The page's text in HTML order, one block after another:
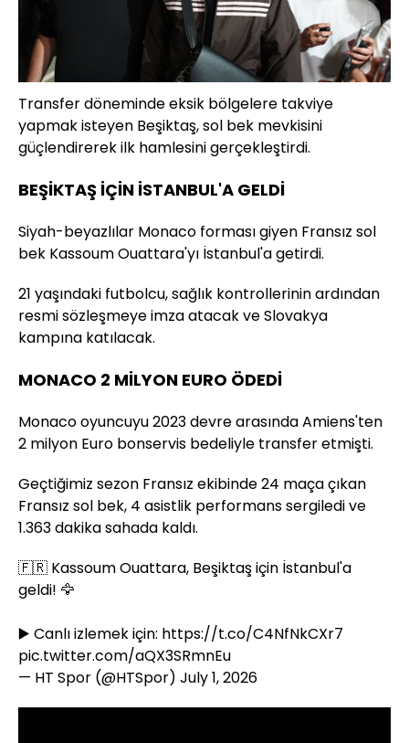
Transfer döneminde eksik bölgelere takviye
yapmak isteyen Beşiktaş, sol bek mevkisini
güçlendirerek ilk hamlesini gerçekleştirdi.
BEŞİKTAŞ İÇİN İSTANBUL'A GELDİ
Siyah-beyazlılar Monaco forması giyen Fransız sol
bek Kassoum Ouattara'yı İstanbul'a getirdi.
21 yaşındaki futbolcu, sağlık kontrollerinin ardından
resmi sözleşmeye imza atacak ve Slovakya
kampına katılacak.
MONACO 2 MİLYON EURO ÖDEDİ
Monaco oyuncuyu 2023 devre arasında Amiens'ten
2 milyon Euro bonservis bedeliyle transfer etmişti.
Geçtiğimiz sezon Fransız ekibinde 24 maça çıkan
Fransız sol bek, 4 asistlik performans sergiledi ve
1.363 dakika sahada kaldı.
🇫🇷 Kassoum Ouattara, Beşiktaş için İstanbul'a
geldi! 🦅
▶️ Canlı izlemek için: https://t.co/C4NfNkCXr7
pic.twitter.com/aQX3SRmnEu
— HT Spor (@HTSpor) July 1, 2026